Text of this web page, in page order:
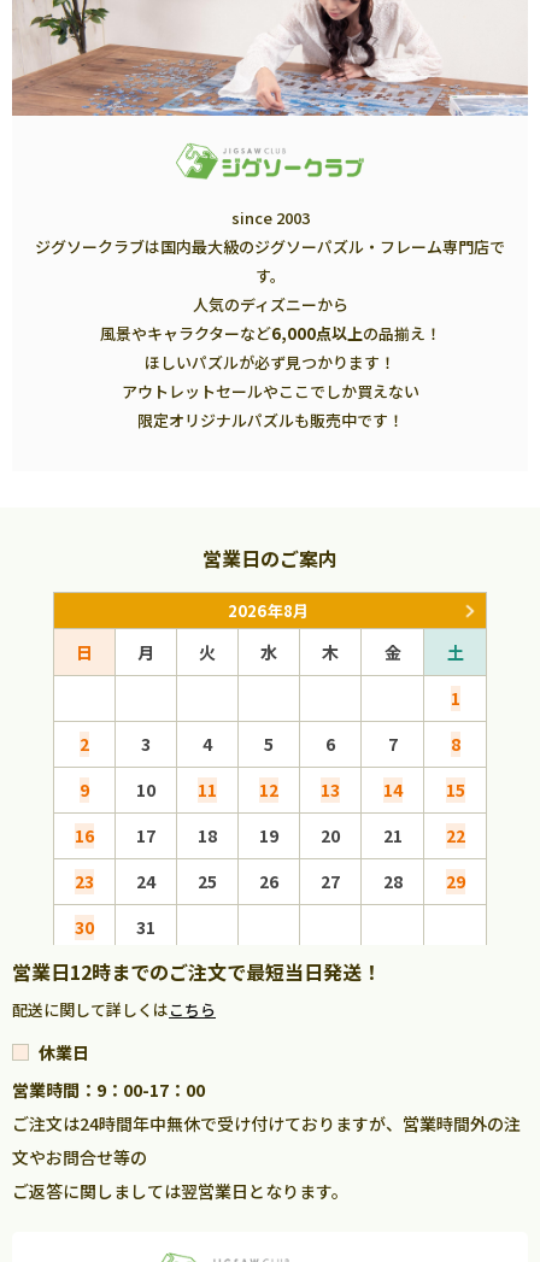
since 2003
ジグソークラブは国内最大級のジグソーパズル・フレーム専門店で
す。
人気のディズニーから
風景やキャラクターなど6,000点以上の品揃え！
ほしいパズルが必ず見つかります！
アウトレットセールやここでしか買えない
限定オリジナルパズルも販売中です！
営業日のご案内
2026年8月
日 月 火 水 木 金
土
1
2
3 4 5 6 7
8
9
10 11 12 13 14
15
16
17 18 19 20 21
22
23
24 25 26 27 28
29
30
31
営業日12時までのご注文で最短当日発送！
配送に関して詳しくはこちら
休業日
営業時間：9：00-17：00
ご注文は24時間年中無休で受け付けておりますが、営業時間外の注
文やお問合せ等の
ご返答に関しましては翌営業日となります。